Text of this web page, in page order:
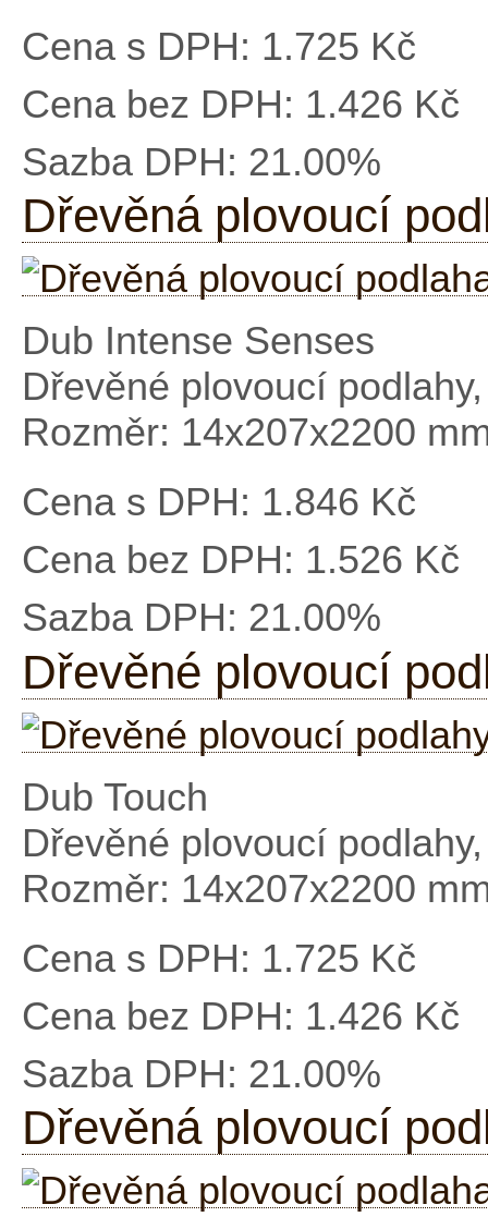
Cena s DPH: 1.725 Kč
Cena bez DPH: 1.426 Kč
Sazba DPH: 21.00%
Dřevěná plovoucí
Dub Intense Senses
Dřevěné plovoucí
Rozměr: 14x207x2200
Cena s DPH: 1.846 Kč
Cena bez DPH: 1.526 Kč
Sazba DPH: 21.00%
Dřevěné plovoucí
Dub Touch
Dřevěné plovoucí
Rozměr: 14x207x2200
Cena s DPH: 1.725 Kč
Cena bez DPH: 1.426 Kč
Sazba DPH: 21.00%
Dřevěná plovoucí